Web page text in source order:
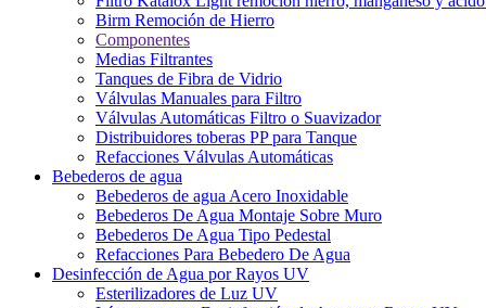
Birm Remoción de Hierro
Componentes
Medias Filtrantes
Tanques de Fibra de Vidrio
Válvulas Manuales para Filtro
Válvulas Automáticas Filtro o Suavizador
Distribuidores toberas PP para Tanque
Refacciones Válvulas Automáticas
Bebederos de agua
Bebederos de agua Acero Inoxidable
Bebederos De Agua Montaje Sobre Muro
Bebederos De Agua Tipo Pedestal
Refacciones Para Bebedero De Agua
Desinfección de Agua por Rayos UV
Esterilizadores de Luz UV